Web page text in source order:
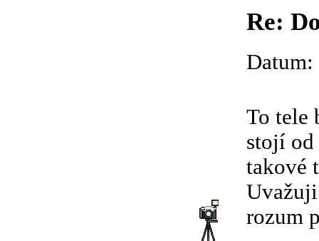
Re:
To tele
stojí od
takové
rozum